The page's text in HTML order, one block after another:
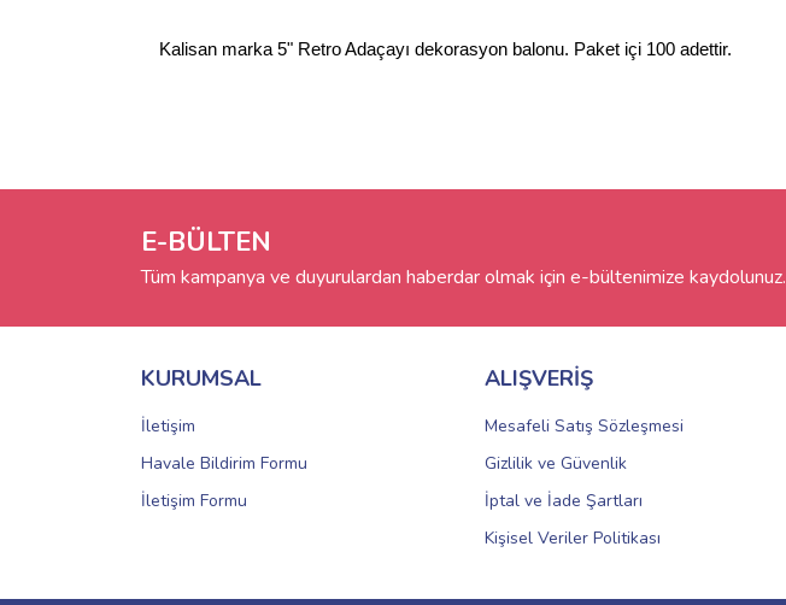
Kalisan marka 5" Retro Adaçayı dekorasyon balonu. Paket içi 100 adettir.
E-BÜLTEN
Tüm kampanya ve duyurulardan haberdar olmak için e-bültenimize kaydolunuz.
KURUMSAL
İletişim
Havale Bildirim Formu
İletişim Formu
ALIŞVERİŞ
Mesafeli Satış Sözleşmesi
Gizlilik ve Güvenlik
İptal ve İade Şartları
Kişisel Veriler Politikası